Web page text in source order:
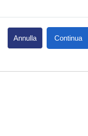
Annulla Continua